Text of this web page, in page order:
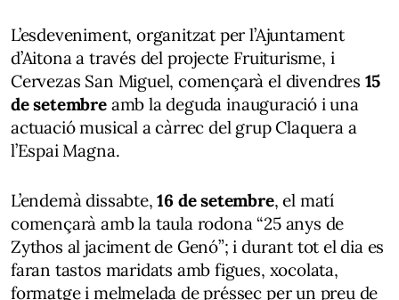
L’esdeveniment, organitzat per l’Ajuntament
d’Aitona a través del projecte Fruiturisme, i
Cervezas San Miguel, començarà el divendres 15
de setembreamb la deguda inauguració i una
actuació musical a càrrec del grup Claquera a
l’Espai Magna.
L’endemà dissabte,16 de setembre, el matí
començarà amb la taula rodona “25 anys de
Zythos al jaciment de Genó”; i durant tot el dia es
faran tastos maridats amb figues, xocolata,
formatge i melmelada de préssec per un preu de